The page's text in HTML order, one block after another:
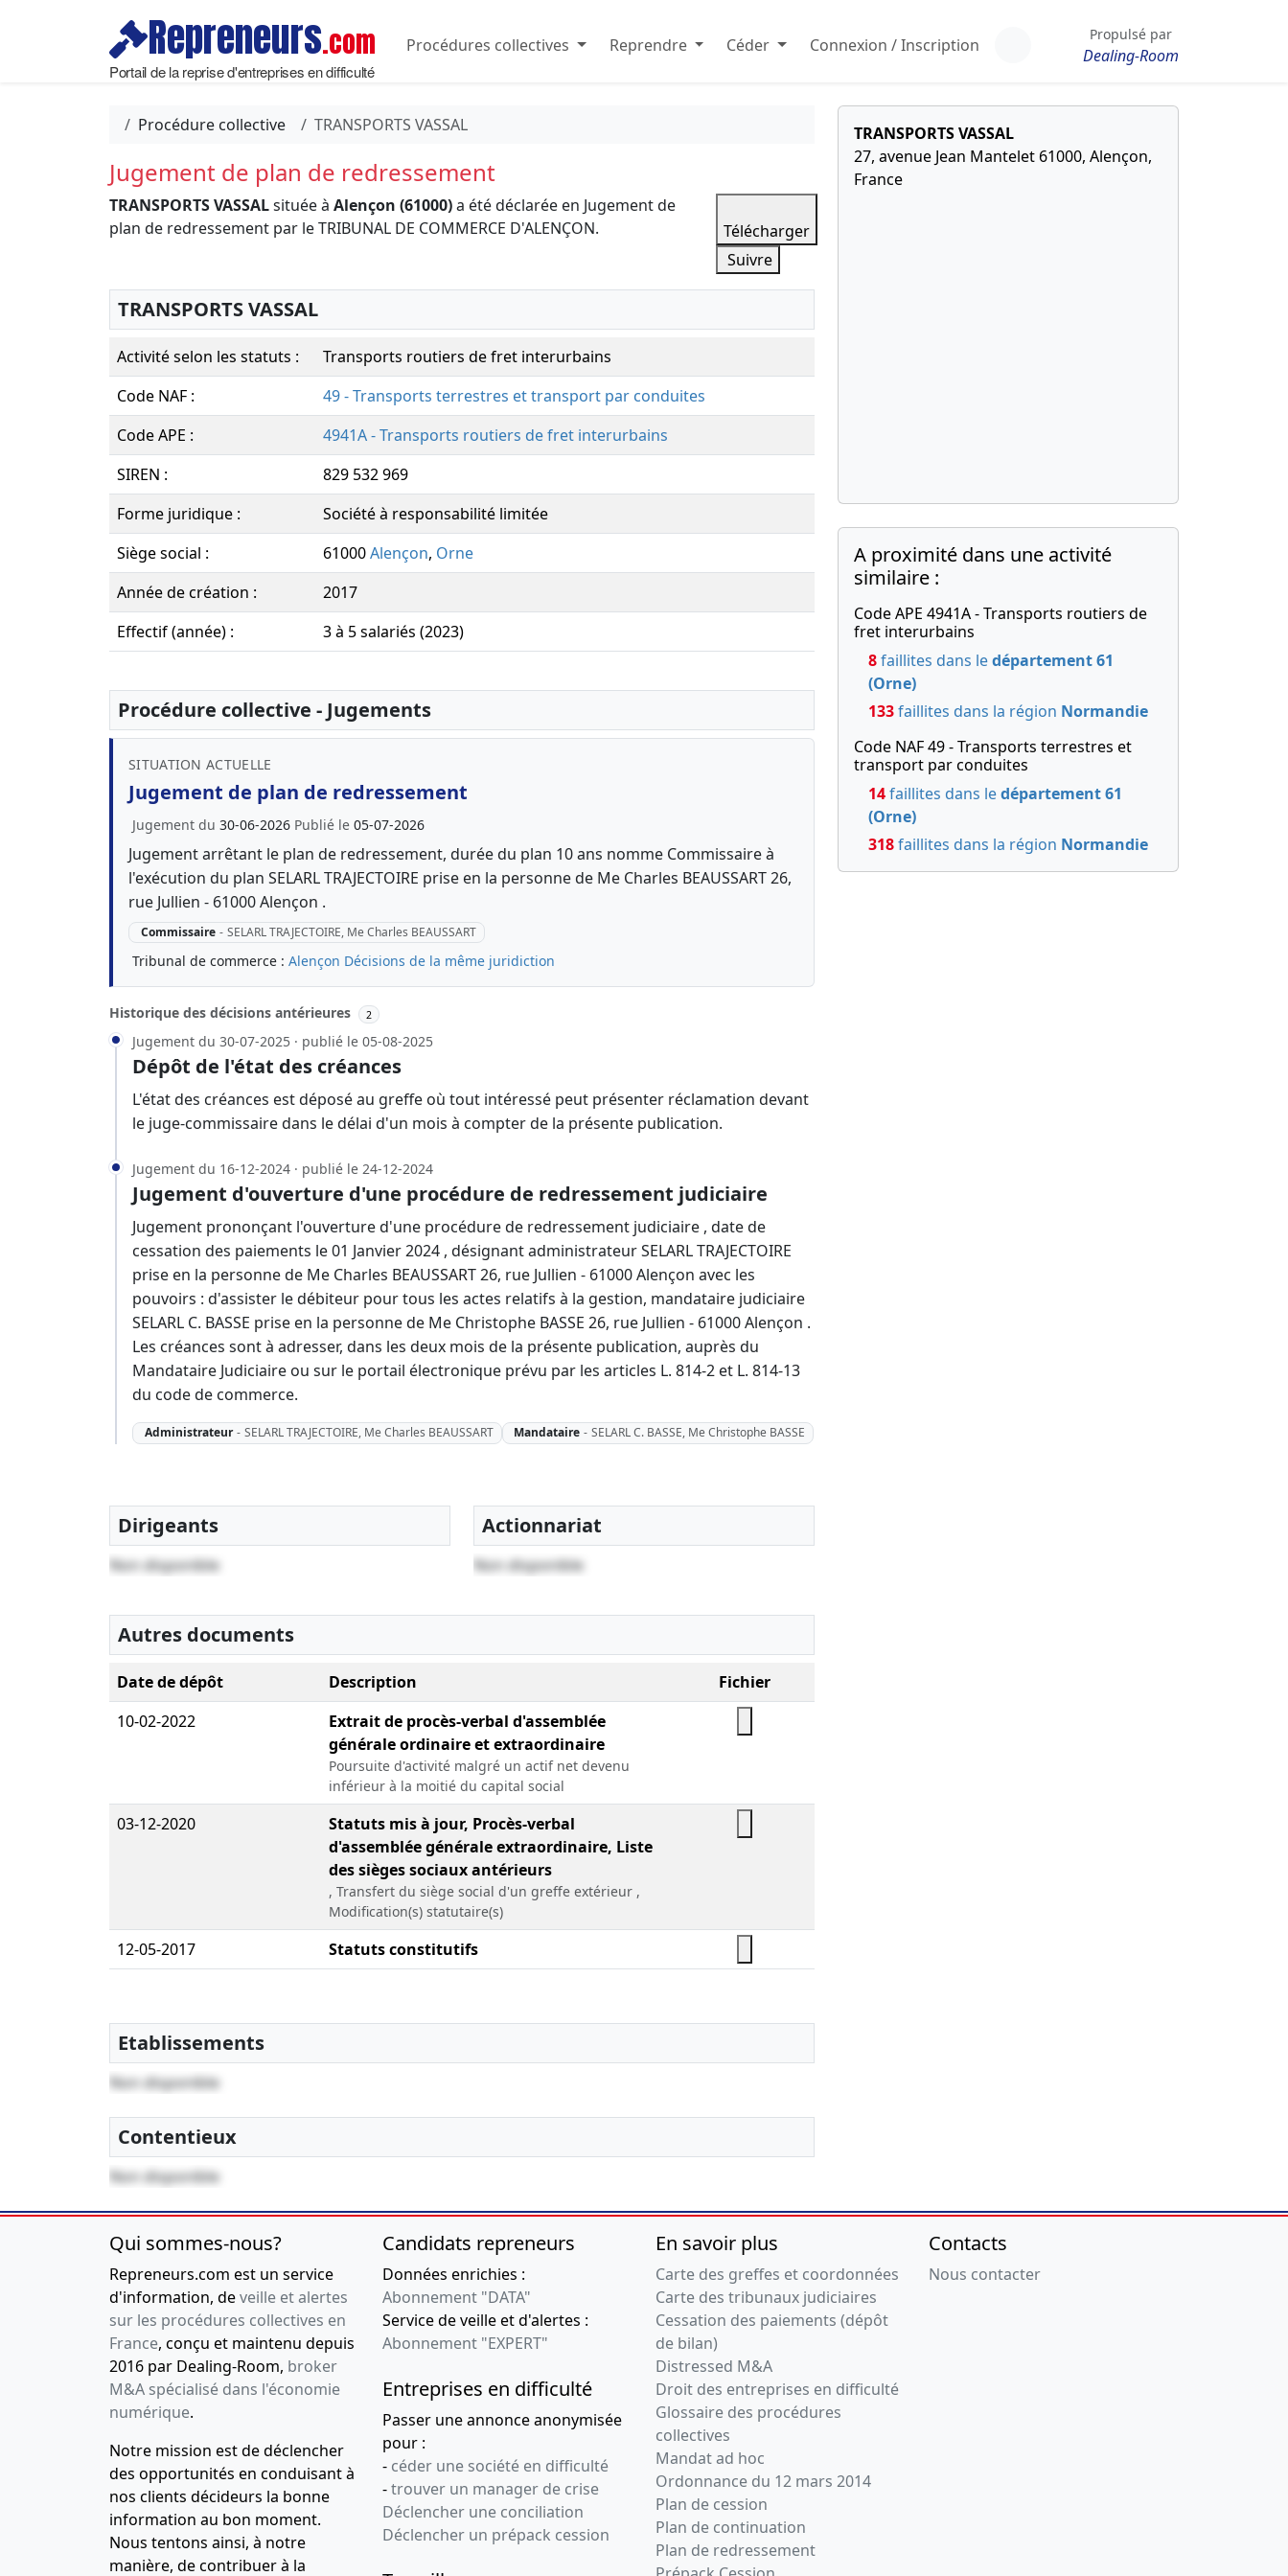
Repreneurs.com
Portail de la reprise d'entreprises en difficulté
Procédures collectives Reprendre Céder Connexion / Inscription
Propulsé par
Dealing-Room
Procédure collective TRANSPORTS VASSAL
Jugement de plan de redressement
TRANSPORTS VASSALsituée à Alençon (61000)a été déclarée en Jugement de
plan de redressement par le TRIBUNAL DE COMMERCE D'ALENÇON.
Télécharger
Suivre
TRANSPORTS VASSAL
Activité selon les statuts :
Transports routiers de fret interurbains
Code NAF :
49 - Transports terrestres et transport par conduites
Code APE :
4941A - Transports routiers de fret interurbains
SIREN :
829 532 969
Forme juridique :
Société à responsabilité limitée
Siège social :
61000Alençon, Orne
Année de création :
2017
Effectif (année) :
3 à 5 salariés (2023)
Procédure collective - Jugements
SITUATION ACTUELLE
Jugement de plan de redressement
Jugement du 30-06-2026 Publié le 05-07-2026
Jugement arrêtant le plan de redressement, durée du plan 10 ans nomme Commissaire à
l'exécution du plan SELARL TRAJECTOIRE prise en la personne de Me Charles BEAUSSART 26,
rue Jullien - 61000 Alençon .
Commissaire - SELARL TRAJECTOIRE, Me Charles BEAUSSART
Tribunal de commerce : Alençon Décisions de la même juridiction
Historique des décisions antérieures 2
Jugement du 30-07-2025 · publié le 05-08-2025
Dépôt de l'état des créances
L'état des créances est déposé au greffe où tout intéressé peut présenter réclamation devant
le juge-commissaire dans le délai d'un mois à compter de la présente publication.
Jugement du 16-12-2024 · publié le 24-12-2024
Jugement d'ouverture d'une procédure de redressement judiciaire
Jugement prononçant l'ouverture d'une procédure de redressement judiciaire , date de
cessation des paiements le 01 Janvier 2024 , désignant administrateur SELARL TRAJECTOIRE
prise en la personne de Me Charles BEAUSSART 26, rue Jullien - 61000 Alençon avec les
pouvoirs : d'assister le débiteur pour tous les actes relatifs à la gestion, mandataire judiciaire
SELARL C. BASSE prise en la personne de Me Christophe BASSE 26, rue Jullien - 61000 Alençon .
Les créances sont à adresser, dans les deux mois de la présente publication, auprès du
Mandataire Judiciaire ou sur le portail électronique prévu par les articles L. 814-2 et L. 814-13
du code de commerce.
Administrateur - SELARL TRAJECTOIRE, Me Charles BEAUSSART Mandataire - SELARL C. BASSE, Me Christophe BASSE
Dirigeants
Non disponible
Actionnariat
Non disponible
Autres documents
Date de dépôt Description
Fichier
10-02-2022
Extrait de procès-verbal d'assemblée
générale ordinaire et extraordinaire
Poursuite d'activité malgré un actif net devenu
inférieur à la moitié du capital social
03-12-2020
Statuts mis à jour, Procès-verbal
d'assemblée générale extraordinaire, Liste
des sièges sociaux antérieurs
, Transfert du siège social d'un greffe extérieur ,
Modification(s) statutaire(s)
12-05-2017 Statuts constitutifs
Etablissements
Non disponible
Contentieux
Non disponible
TRANSPORTS VASSAL
27, avenue Jean Mantelet 61000, Alençon,
France
A proximité dans une activité
similaire :
Code APE 4941A - Transports routiers de
fret interurbains
8faillites dans ledépartement 61
(Orne)
133faillites dans la région Normandie
Code NAF 49 - Transports terrestres et
transport par conduites
14faillites dans ledépartement 61
(Orne)
318faillites dans la région Normandie
Qui sommes-nous?
Repreneurs.com est un service
d'information, deveille et alertes
sur les procédures collectives en
France, conçu et maintenu depuis
2016 par Dealing-Room, broker
M&A spécialisé dans l'économie
numérique.
Notre mission est de déclencher
des opportunités en conduisant à
nos clients décideurs la bonne
information au bon moment.
Nous tentons ainsi, à notre
manière, de contribuer à la
Candidats repreneurs
Données enrichies :
Abonnement "DATA"
Service de veille et d'alertes :
Abonnement "EXPERT"
Entreprises en difficulté
Passer une annonce anonymisée
pour :
- céder une société en difficulté
-trouver un manager de crise
Déclencher une conciliation
Déclencher un prépack cession
En savoir plus
Carte des greffes et coordonnées
Carte des tribunaux judiciaires
Cessation des paiements (dépôt
de bilan)
Distressed M&A
Droit des entreprises en difficulté
Glossaire des procédures
collectives
Mandat ad hoc
Ordonnance du 12 mars 2014
Plan de cession
Plan de continuation
Plan de redressement
Contacts
Nous contacter